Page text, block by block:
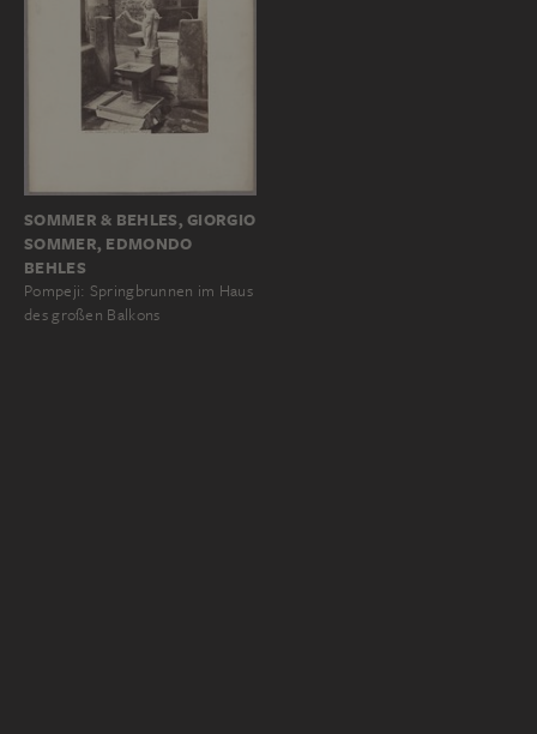
SOMMER & BEHLES, GIORGIO
SOMMER, EDMONDO
BEHLES
Pompeji: Springbrunnen im Haus
des großen Balkons